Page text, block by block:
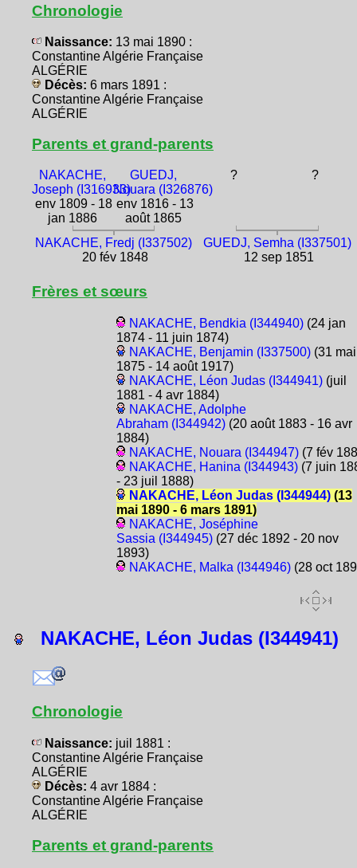
Chronologie
Naissance: 13 mai 1890 :
Constantine Algérie Française
ALGÉRIE
Décès: 6 mars 1891 :
Constantine Algérie Française
ALGÉRIE
Parents et grand-parents
NAKACHE,
Joseph (I316933)
env 1809 - 18
jan 1886
GUEDJ,
Nouara (I326876)
env 1816 - 13
août 1865
? ?
NAKACHE, Fredj (I337502)
20 fév 1848
GUEDJ, Semha (I337501)
12 sep 1851
Frères et sœurs
NAKACHE, Bendkia (I344940)(24 jan
1874 - 11 juin 1874)
NAKACHE, Benjamin (I337500)(31 mai
1875 - 14 août 1917)
NAKACHE, Léon Judas (I344941)(juil
1881 - 4 avr 1884)
NAKACHE, Adolphe
Abraham (I344942)(20 août 1883 - 16 avr
1884)
NAKACHE, Nouara (I344947)(7 fév
NAKACHE, Hanina (I344943)(7 juin
- 23 juil 1888)
NAKACHE, Léon Judas (I344944)(13
mai 1890 - 6 mars 1891)
NAKACHE, Joséphine
Sassia (I344945)(27 déc 1892 - 20 nov
1893)
NAKACHE, Malka (I344946)(28 oct
NAKACHE, Léon Judas (I344941)
Chronologie
Naissance: juil 1881 :
Constantine Algérie Française
ALGÉRIE
Décès: 4 avr 1884 :
Constantine Algérie Française
ALGÉRIE
Parents et grand-parents